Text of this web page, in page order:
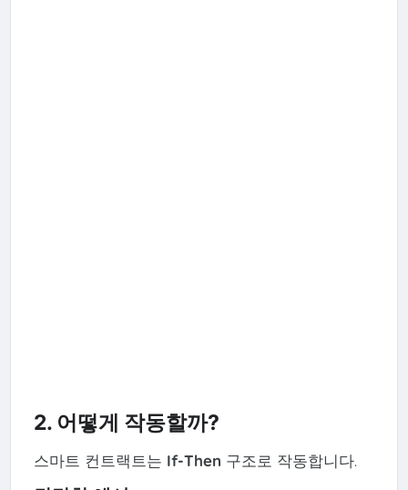
2. 어떻게 작동할까?
스마트 컨트랙트는 If-Then 구조로 작동합니다.